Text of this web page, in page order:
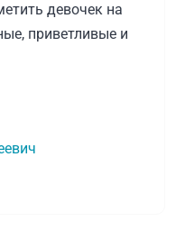
девочек на
приветливые и